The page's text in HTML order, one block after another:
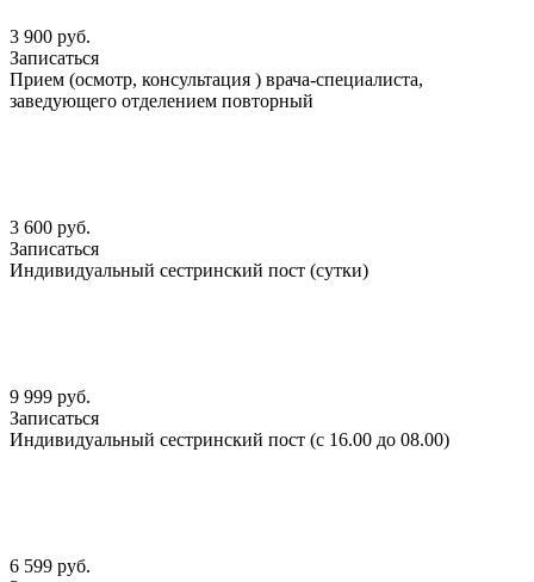
3 900 руб.
Записаться
Прием (осмотр, консультация ) врача-специалиста,
заведующего отделением повторный
3 600 руб.
Записаться
Индивидуальный сестринский пост (сутки)
9 999 руб.
Записаться
Индивидуальный сестринский пост (с 16.00 до 08.00)
6 599 руб.